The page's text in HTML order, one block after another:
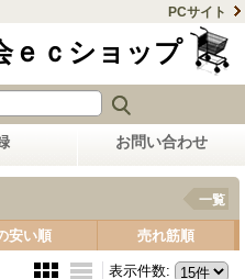
PCサイト
ｅｃショップ
お問い合わせ
一覧
安い順 売れ筋順
表示件数: